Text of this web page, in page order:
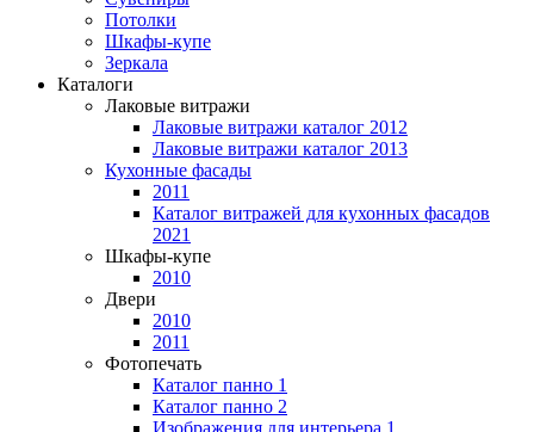
Потолки
Шкафы-купе
Зеркала
Каталоги
Лаковые витражи
Лаковые витражи каталог 2012
Лаковые витражи каталог 2013
Кухонные фасады
2011
Каталог витражей для кухонных фасадов
2021
Шкафы-купе
2010
Двери
2010
2011
Фотопечать
Каталог панно 1
Каталог панно 2